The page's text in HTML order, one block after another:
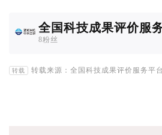
全国科技成果评价服
8粉丝
转载 转载来源：全国科技成果评价服务平台